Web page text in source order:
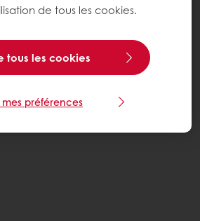
de tous les cookies.
tous les cookies
préférences